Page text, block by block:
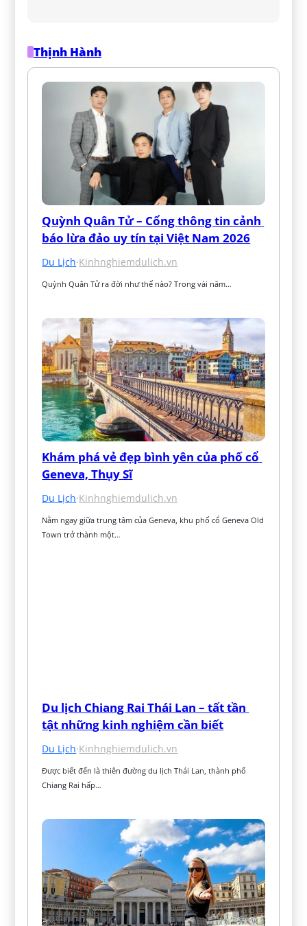
Thịnh Hành
Quỳnh Quân Tử – Cổng thông tin cảnh
báo lừa đảo uy tín tại Việt Nam 2026
Du Lịch·Kinhnghiemdulich.vn
Quỳnh Quân Tử ra đời như thế nào? Trong vài năm…
Khám phá vẻ đẹp bình yên của phố cổ
Geneva, Thụy Sĩ
Du Lịch·Kinhnghiemdulich.vn
Nằm ngay giữa trung tâm của Geneva, khu phố cổ Geneva Old
Town trở thành một…
Du lịch Chiang Rai Thái Lan – tất tần
tật những kinh nghiệm cần biết
Du Lịch·Kinhnghiemdulich.vn
Được biết đến là thiên đường du lịch Thái Lan, thành phố
Chiang Rai hấp…